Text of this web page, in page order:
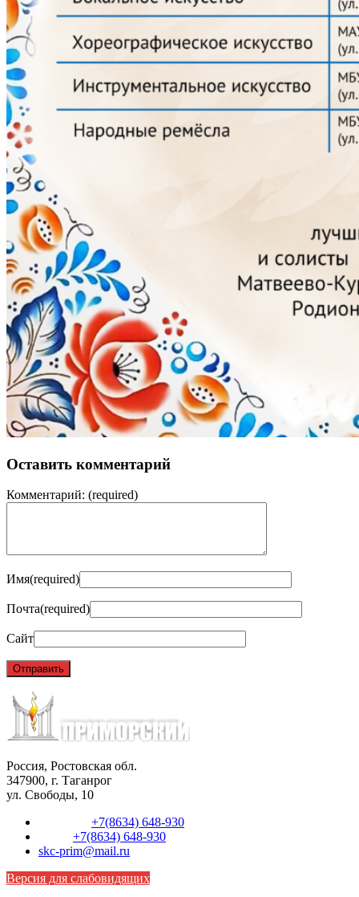
Оставить комментарий
Комментарий: (required)
Имя(required)
Почта(required)
Сайт
Россия, Ростовская обл.
347900, г. Таганрог
ул. Свободы, 10
+7(8634) 648-930
+7(8634) 648-930
skc-prim@mail.ru
Версия для слабовидящих